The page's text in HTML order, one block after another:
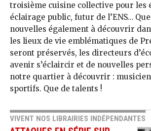
troisième cuisine collective pour les
éclairage public, futur de l’ENS…
nouvelles également à découvrir
les lieux de vie emblématiques de
seront préservés, les directeurs
avenir s’éclaircir et de nouvelles
notre quartier à découvrir :
sportifs. Que de talents !
VIVENT NOS LIBRAIRIES INDÉPENDANTES